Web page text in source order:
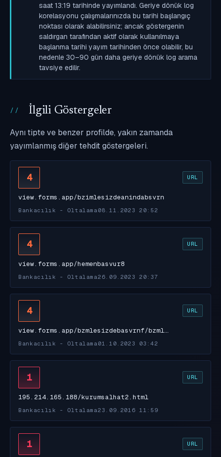
saat 13:19 tarihinde yayımlandı. Geriye dönük log
korelasyonu çalışmalarınızda bu tarihi başlangıç
noktası olarak alabilirsiniz; ancak göstergenin
saldırgan tarafından aktif olarak kullanılmaya
başlanma tarihi yayım tarihinden önce olabilir, bu
nedenle 30–90 gün daha geriye dönük log arama
tavsiye edilir.
İlgili Göstergeler
Aynı tipte ve benzer profilde, yakın zamanda
yayımlanmış diğer tehdit göstergeleri.
4 URL
view.forms.app/bzimlesizdeanindabsvrn
Bankacılık - Oltalama 08.11.2023 20:52
4 URL
view.forms.app/hemenbasvur8
Bankacılık - Oltalama26.09.2023 20:37
4 URL
view.forms.app/bzmlesizdebasvrnf/bzml…
Bankacılık - Oltalama 01.10.2023 03:42
1 URL
195.214.165.188/kurumsalhat2.html
Bankacılık - Oltalama23.09.2016 11:59
1 URL